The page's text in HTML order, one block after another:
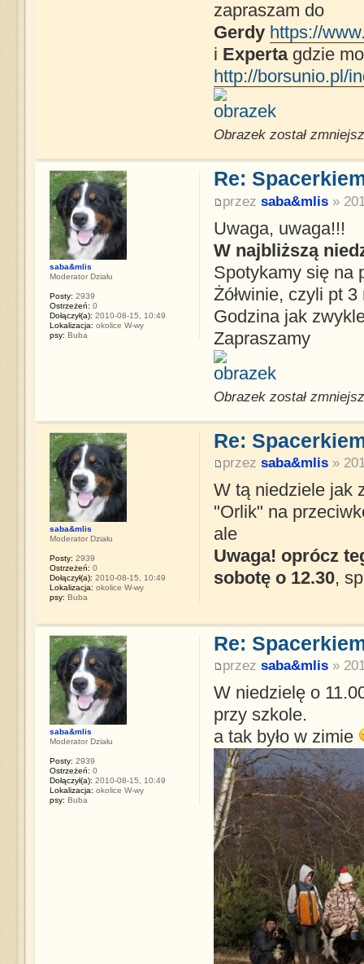
zapraszam do
Gerdy https://
i Expertagdzie
http://borsunio.pl/
Obrazek został
Re:
przez saba&mlis»
Uwaga, uwaga!!!
W najbliższą
Spotykamy się na
Żółwinie, czyli pt 3
Godzina jak
Zapraszamy
Obrazek został
saba&mlis
Moderator Działu
Posty: 2939
Ostrzeżeń: 0
Dołączył(a): 2010-08-15, 10:49
Lokalizacja: okolice W-wy
psy: Buba
Re:
przez saba&mlis»
W tą niedziele jak
"Orlik" na
ale
Uwaga! oprócz
sobotę o 12.30,
saba&mlis
Moderator Działu
Posty: 2939
Ostrzeżeń: 0
Dołączył(a): 2010-08-15, 10:49
Lokalizacja: okolice W-wy
psy: Buba
Re:
przez saba&mlis»
W niedzielę o
przy szkole.
a tak było w zimie
saba&mlis
Moderator Działu
Posty: 2939
Ostrzeżeń: 0
Dołączył(a): 2010-08-15, 10:49
Lokalizacja: okolice W-wy
psy: Buba